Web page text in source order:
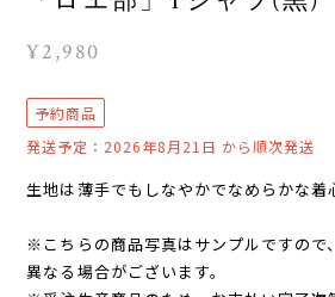
¥2,980
予約商品
発送予定：2026年8月21日 から順次発送
生地は薄手でもしなやかでなめらかな着
※こちらの商品写真はサンプルですので
異なる場合がございます。